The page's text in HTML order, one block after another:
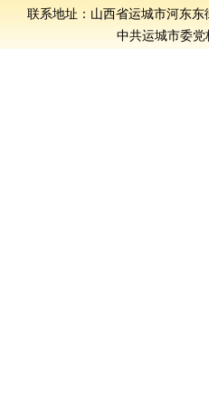
联系地址：山西省运城市河东东
中共运城市委